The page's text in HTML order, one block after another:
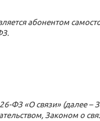
абонентом
ФЗ «О связи» (далее –
Законом о